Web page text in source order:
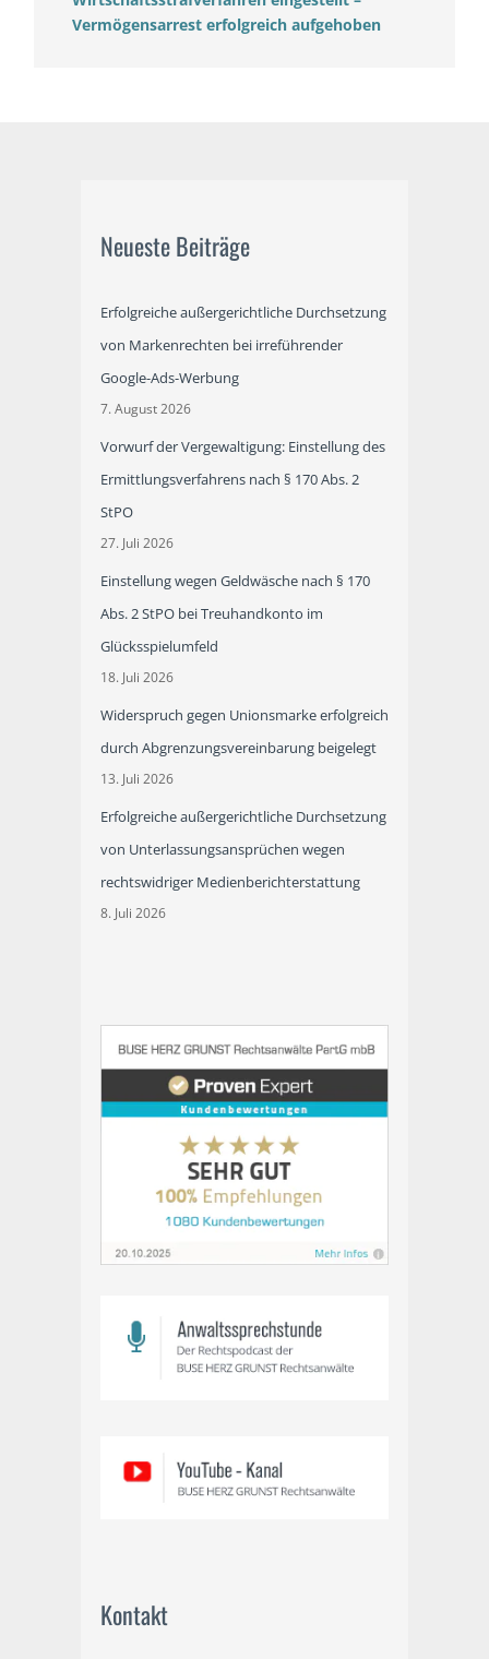
Vermögensarrest erfolgreich aufgehoben
Neueste Beiträge
Erfolgreiche außergerichtliche Durchsetzung
von Markenrechten bei irreführender
Google-Ads-Werbung
7. August 2026
Vorwurf der Vergewaltigung: Einstellung des
Ermittlungsverfahrens nach § 170 Abs. 2
StPO
27. Juli 2026
Einstellung wegen Geldwäsche nach § 170
Abs. 2 StPO bei Treuhandkonto im
Glücksspielumfeld
18. Juli 2026
Widerspruch gegen Unionsmarke erfolgreich
durch Abgrenzungsvereinbarung beigelegt
13. Juli 2026
Erfolgreiche außergerichtliche Durchsetzung
von Unterlassungsansprüchen wegen
rechtswidriger Medienberichterstattung
8. Juli 2026
Kontakt